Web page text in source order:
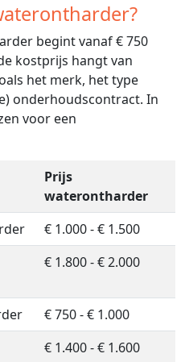
begint vanaf € 750
kostprijs hangt van
het merk, het type
onderhoudscontract. In
voor een
Prijs
waterontharder
€ 1.000 - € 1.500
€ 1.800 - € 2.000
€ 750 - € 1.000
€ 1.400 - € 1.600